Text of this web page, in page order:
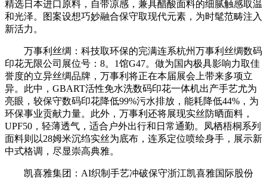
精选日本进口原料，自带凉感，兼具醋酸面料的细腻触感取温
和光泽。图案设想巧妙融合保守取现代元素，为时髦范畴注入
新活力。
万事利丝绸：科技取环保的完满连系杭州万事利丝绸数码
印花无限公司展位号：8。1馆G47。做为国内极具影响力取佳
誉度的立异丝绸品牌，万事利将正在本届展会上带来多项立
异。此中，GBART活性免水洗数码印花一体机出产手艺尤为
亮眼，较保守数码印花降低99%污水排放，能耗降低44%，为
环保事业贡献力量。此外，万事利还将展现实丝防晒面料，
UPF50，轻薄透气，适合户外出行和日常通勤。凤栖梧桐系列
面料则以28姆米沉绉实丝为底布，连系定位喷绘身手，展示新
中式格调，尽显崇高典雅。
凯喜雅集团：AI织制手艺冲破保守浙江凯喜雅国际股份